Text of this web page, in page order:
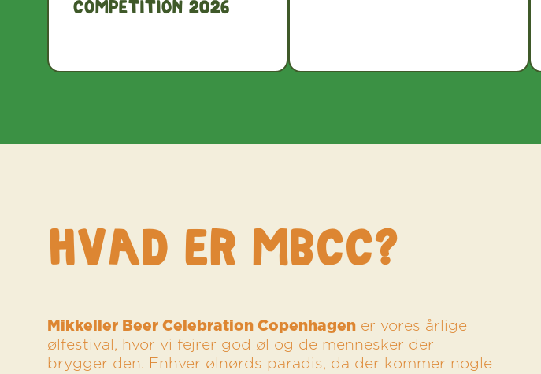
Competition 2026
HVAD ER MBCC?
Mikkeller Beer Celebration Copenhagen er vores årlige
ølfestival, hvor vi fejrer god øl og de mennesker der
brygger den. Enhver ølnørds paradis, da der kommer nogle